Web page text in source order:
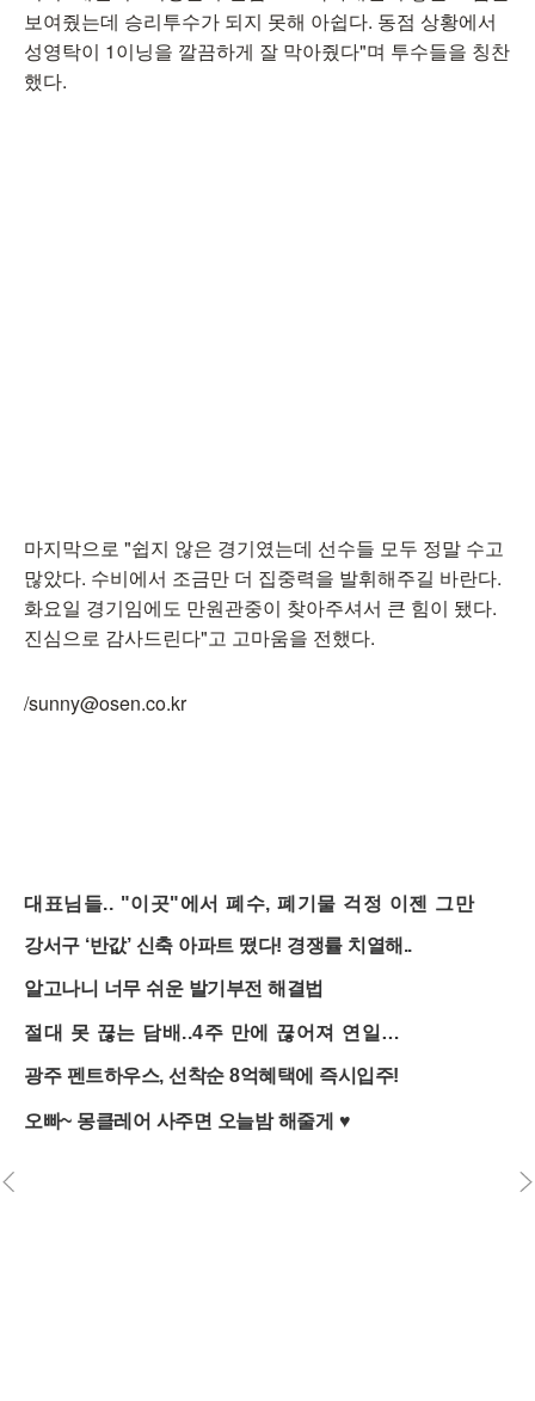
보여줬는데 승리투수가 되지 못해 아쉽다. 동점 상황에서
성영탁이 1이닝을 깔끔하게 잘 막아줬다"며 투수들을 칭찬
했다.
마지막으로 "쉽지 않은 경기였는데 선수들 모두 정말 수고
많았다. 수비에서 조금만 더 집중력을 발휘해주길 바란다.
화요일 경기임에도 만원관중이 찾아주셔서 큰 힘이 됐다.
진심으로 감사드린다"고 고마움을 전했다.
/sunny@osen.co.kr